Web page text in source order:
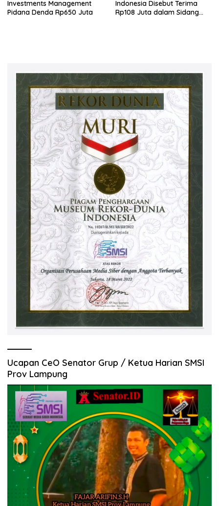
Investments Management
Pidana Denda Rp650 Juta
Indonesia Disebut Terima
Rp108 Juta dalam Sidang
Ucapan CeO Senator Grup / Ketua Harian SMSI
Prov Lampung